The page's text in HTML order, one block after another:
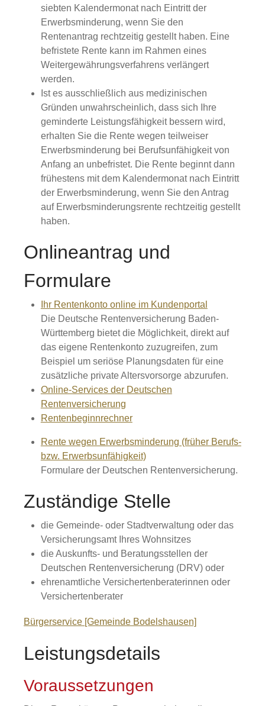
siebten Kalendermonat nach Eintritt der
Erwerbsminderung, wenn Sie den
Rentenantrag rechtzeitig gestellt haben. Eine
befristete Rente kann im Rahmen eines
Weitergewährungsverfahrens verlängert
werden.
Ist es ausschließlich aus medizinischen
Gründen unwahrscheinlich, dass sich Ihre
geminderte Leistungsfähigkeit bessern wird,
erhalten Sie die Rente wegen teilweiser
Erwerbsminderung bei Berufsunfähigkeit von
Anfang an unbefristet. Die Rente beginnt dann
frühestens mit dem Kalendermonat nach Eintritt
der Erwerbsminderung, wenn Sie den Antrag
auf Erwerbsminderungsrente rechtzeitig gestellt
haben.
Onlineantrag und
Formulare
Ihr Rentenkonto online im Kundenportal
Die Deutsche Rentenversicherung Baden-
Württemberg bietet die Möglichkeit, direkt auf
das eigene Rentenkonto zuzugreifen, zum
Beispiel um seriöse Planungsdaten für eine
zusätzliche private Altersvorsorge abzurufen.
Online-Services der Deutschen
Rentenversicherung
Rentenbeginnrechner
Rente wegen Erwerbsminderung (früher Berufs-
bzw. Erwerbsunfähigkeit)
Formulare der Deutschen Rentenversicherung.
Zuständige Stelle
die Gemeinde- oder Stadtverwaltung oder das
Versicherungsamt Ihres Wohnsitzes
die Auskunfts- und Beratungsstellen der
Deutschen Rentenversicherung (DRV) oder
ehrenamtliche Versichertenberaterinnen oder
Versichertenberater
Bürgerservice [Gemeinde Bodelshausen]
Leistungsdetails
Voraussetzungen